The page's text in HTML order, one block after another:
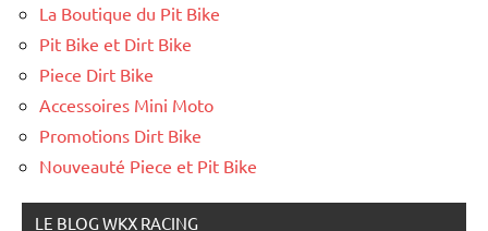
La Boutique du Pit Bike
Pit Bike et Dirt Bike
Piece Dirt Bike
Accessoires Mini Moto
Promotions Dirt Bike
Nouveauté Piece et Pit Bike
LE BLOG WKX RACING